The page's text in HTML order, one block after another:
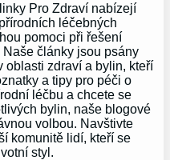
Pro Zdraví nabízejí
léčebných
pomoci při řešení
články jsou psány
oblasti zdraví a bylin, kteří
a tipy pro péči o
léčbu a chcete se
bylin, naše blogové
volbou. Navštivte
komunitě lidí, kteří se
styl.